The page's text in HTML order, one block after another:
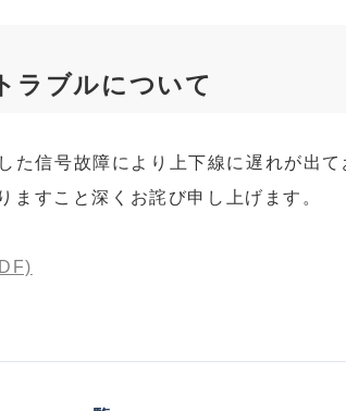
ラブルについて
信号故障により上下線に遅れが出て
すこと深くお詫び申し上げます。